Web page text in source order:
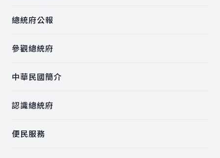
總統府公報
參觀總統府
中華民國簡介
認識總統府
便民服務